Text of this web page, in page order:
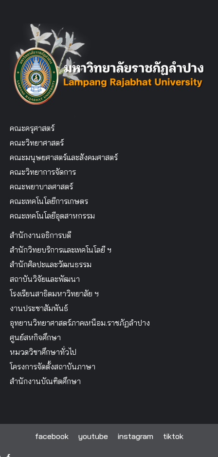
คณะครุศาสตร์
คณะวิทยาศาสตร์
คณะมนุษยศาสตร์และสังคมศาสตร์
คณะวิทยาการจัดการ
คณะพยาบาลศาสตร์
คณะเทคโนโลยีการเกษตร
คณะเทคโนโลยีอุตสาหกรรม
สำนักงานอธิการบดี
สำนักวิทยบริการและเทคโนโลยี ฯ
สำนักศิลปะและวัฒนธรรม
สถาบันวิจัยและพัฒนา
โรงเรียนสาธิตมหาวิทยาลัย ฯ
งานประชาสัมพันธ์
อุทยานวิทยาศาสตร์ภาคเหนือม.ราชภัฏลำปาง
ศูนย์สหกิจศึกษา
หมวดวิชาศึกษาทั่วไป
โครงการจัดตั้งสถาบันภาษา
สำนักงานบัณฑิตศึกษา
facebook youtube instagram tiktok